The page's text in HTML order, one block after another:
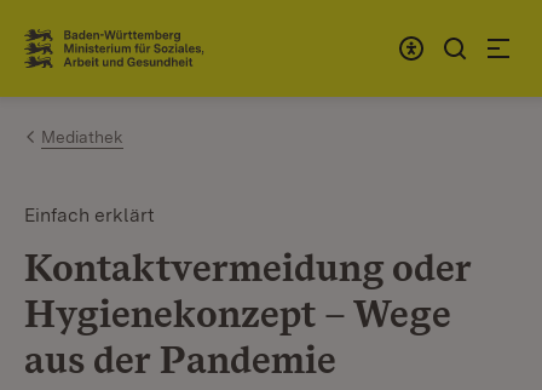
Zum Inhalt springen
Link zur Startseite
Mediathek
Einfach erklärt
Kontaktvermeidung oder
Hygienekonzept – Wege
aus der Pandemie